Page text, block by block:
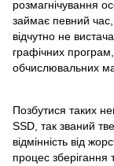
розмагнічування
займає певний
відчутно не
графічних
обчислювальних
Позбутися таких
SSD, так званий
відмінність від
процес зберігання